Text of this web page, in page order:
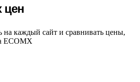
цен
на каждый сайт и сравнивать цены,
ECOMX